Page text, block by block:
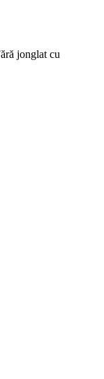
jonglat cu